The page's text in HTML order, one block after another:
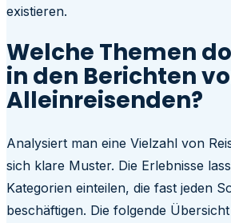
existieren.
Welche Themen
in den Berichten
Alleinreisenden?
Analysiert man eine Vielzahl von
sich klare Muster. Die Erlebnisse
Kategorien einteilen, die fast jeden
beschäftigen. Die folgende